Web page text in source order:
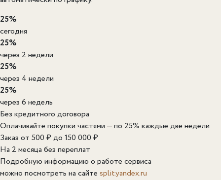
25%
сегодня
25%
через 2 недели
25%
через 4 недели
25%
через 6 недель
Без кредитного договора
Оплачивайте покупки частями — по 25% каждые две недели
Заказ от 500 ₽ до 150 000 ₽
На 2 месяца без переплат
Подробную информацию о работе сервиса
можно посмотреть на сайте split.yandex.ru